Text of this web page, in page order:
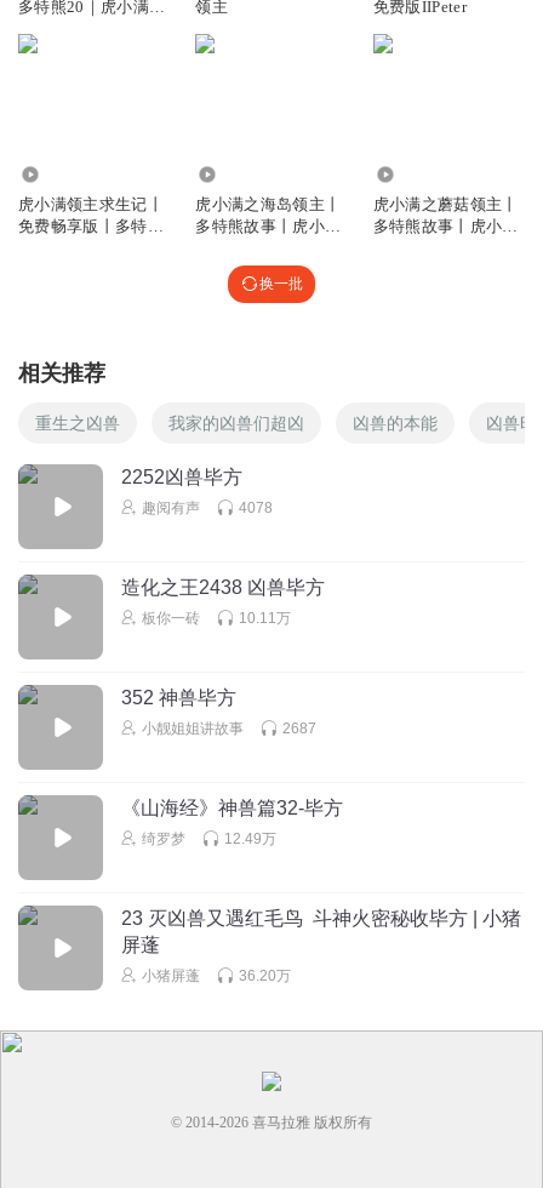
优优一悦回复 @ AAA炭火批发商 烛龙比毕方强的多
🤍🤍🤍🤍🤍🩵💙💙 💙💙💙🩵🤍🤍🤍🤍🤍🤍🤍🩵💙💙💙
回复 2025-11-23 4
大家好，我今年10岁，是个男孩纸。我……想骗赞。就骗10
你快乐幸福！
《已为您匹配合适敌人》《信仰之跃》
2026-08-03
巳蛇天辰
毕方不是吃火的吗？
听友185345277回复 @巳蛇天辰
大荒渺志_dream
披风：兵魂来了
2025-07-14
多特熊20｜虎小满领
领主
免费版IIPeter
虎小满领主求生记丨
免费畅享版丨多特熊
虎小满之海岛领主丨
多特熊故事丨虎小满
虎小满之蘑菇领主丨
多特熊故事丨虎小满
换一批
相关推荐
重生之凶兽 我家的凶兽们超凶 凶兽的本能 凶兽时
2252凶兽毕方
趣阅有声 4078
造化之王2438 凶兽毕方
板你一砖 10.11万
352 神兽毕方
小靓姐姐讲故事 2687
《山海经》神兽篇32-毕方
绮罗梦 12.49万
23 灭凶兽又遇红毛鸟 斗神火密秘收毕方 | 小猪
屏蓬
小猪屏蓬 36.20万
© 2014-2026 喜马拉雅 版权所有